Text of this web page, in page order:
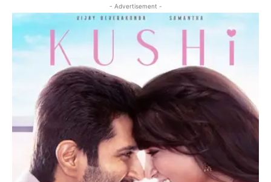
- Advertisement -